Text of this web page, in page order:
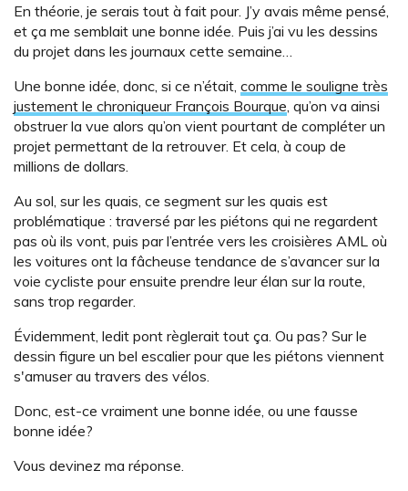
En théorie, je serais tout à fait pour. J’y avais même pensé,
et ça me semblait une bonne idée. Puis j’ai vu les dessins
du projet dans les journaux cette semaine…
Une bonne idée, donc, si ce n’était, comme le souligne très
justement le chroniqueur François Bourque , qu’on va ainsi
obstruer la vue alors qu’on vient pourtant de compléter un
projet permettant de la retrouver. Et cela, à coup de
millions de dollars.
Au sol, sur les quais, ce segment sur les quais est
problématique : traversé par les piétons qui ne regardent
pas où ils vont, puis par l’entrée vers les croisières AML où
les voitures ont la fâcheuse tendance de s’avancer sur la
voie cycliste pour ensuite prendre leur élan sur la route,
sans trop regarder.
Évidemment, ledit pont règlerait tout ça. Ou pas? Sur le
dessin figure un bel escalier pour que les piétons viennent
s'amuser au travers des vélos.
Donc, est-ce vraiment une bonne idée, ou une fausse
bonne idée?
Vous devinez ma réponse.